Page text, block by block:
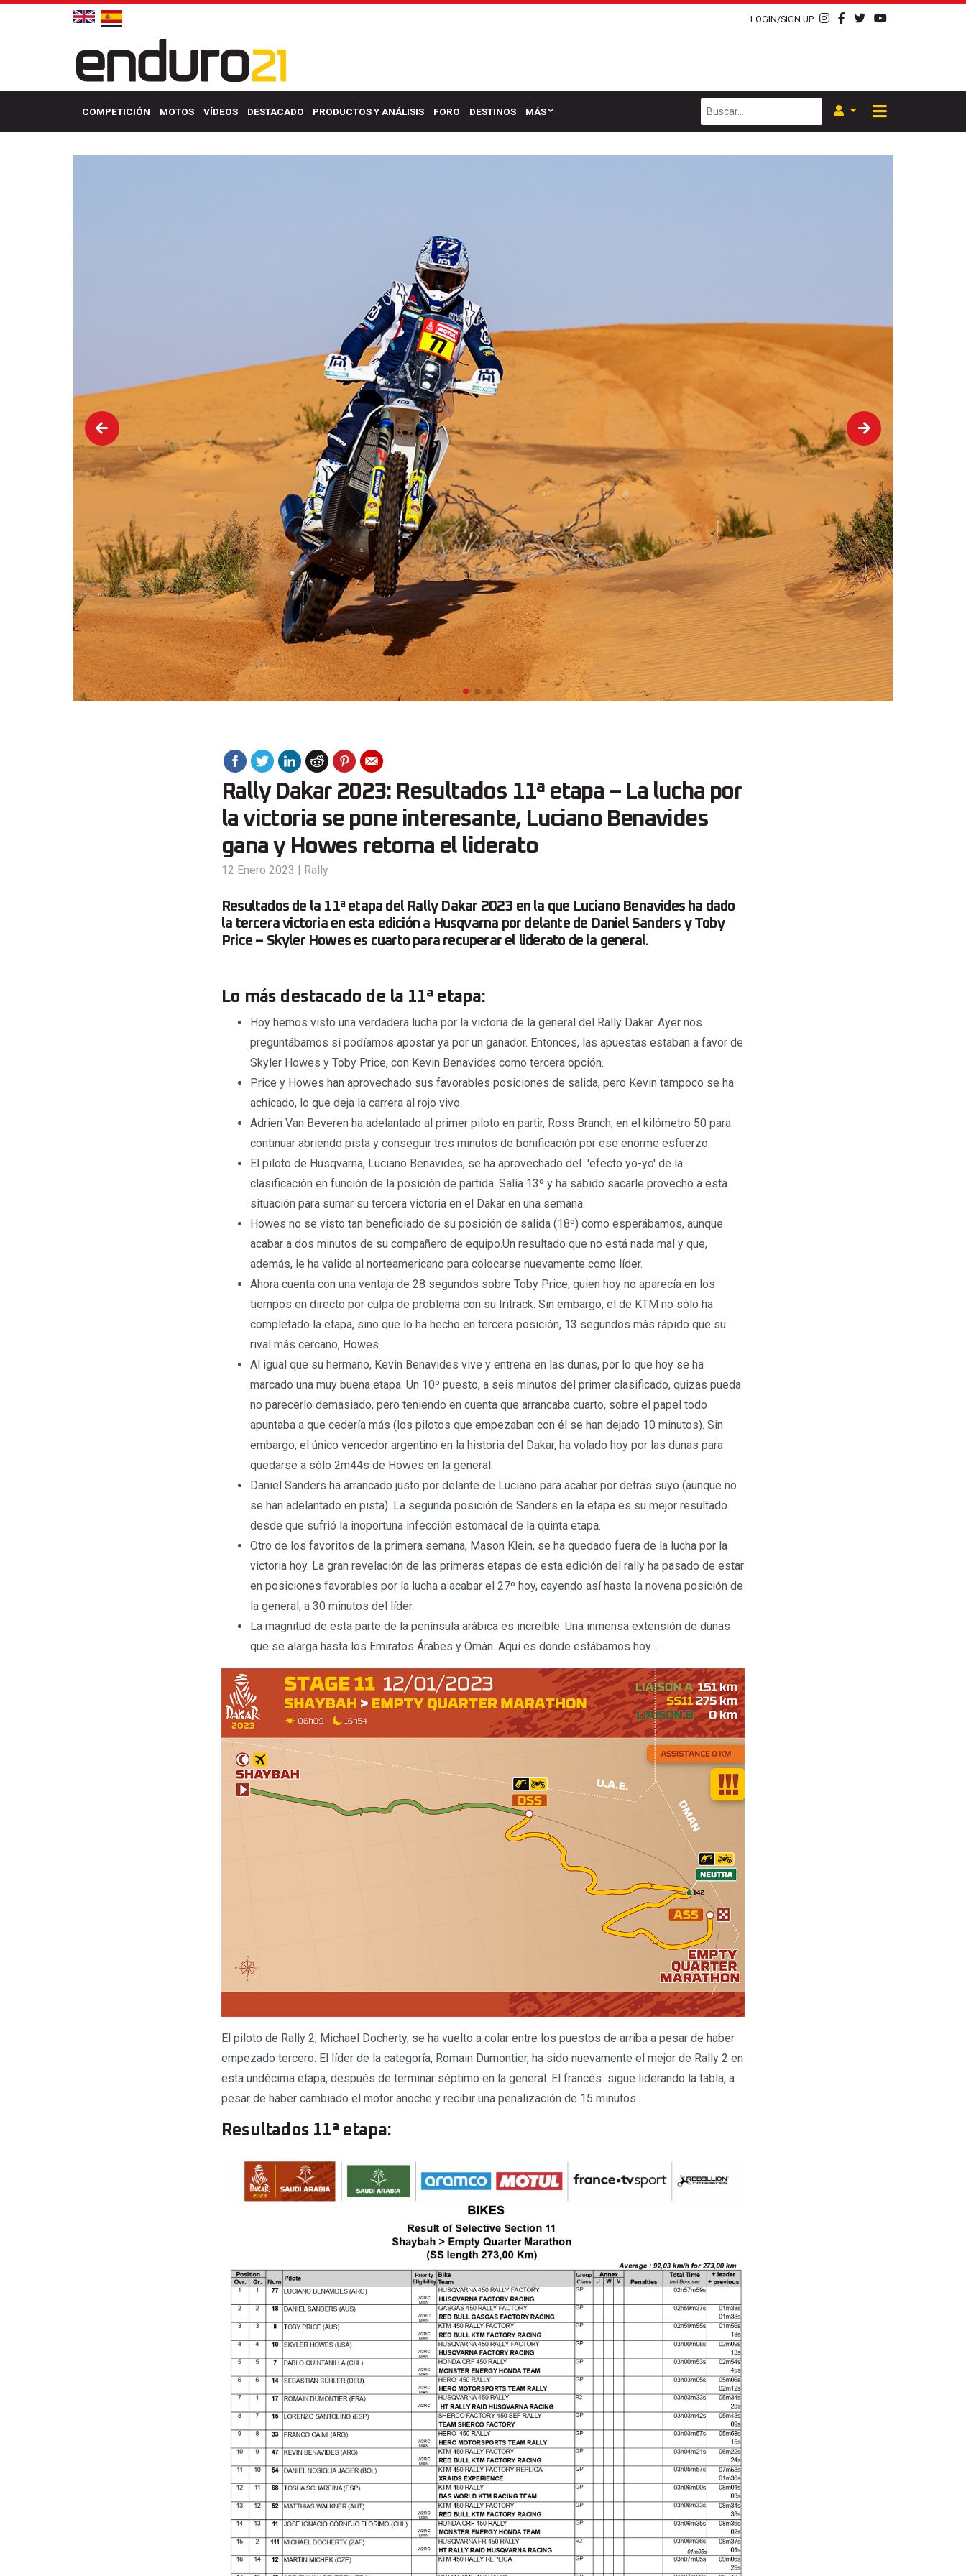
LOGIN/SIGN UP
COMPETICIÓN MOTOS VÍDEOS DESTACADO PRODUCTOS Y ANÁLISIS FORO DESTINOS MÁS
Rally Dakar 2023: Resultados 11ª etapa – La lucha por
la victoria se pone interesante, Luciano Benavides
gana y Howes retoma el liderato
12 Enero 2023 | Rally
Resultados de la 11ª etapa del Rally Dakar 2023 en la que Luciano Benavides ha dado
la tercera victoria en esta edición a Husqvarna por delante de Daniel Sanders y Toby
Price – Skyler Howes es cuarto para recuperar el liderato de la general.
Lo más destacado de la 11ª etapa:
Hoy hemos visto una verdadera lucha por la victoria de la general del Rally Dakar. Ayer nos
preguntábamos si podíamos apostar ya por un ganador. Entonces, las apuestas estaban a favor de
Skyler Howes y Toby Price, con Kevin Benavides como tercera opción.
Price y Howes han aprovechado sus favorables posiciones de salida, pero Kevin tampoco se ha
achicado, lo que deja la carrera al rojo vivo.
Adrien Van Beveren ha adelantado al primer piloto en partir, Ross Branch, en el kilómetro 50 para
continuar abriendo pista y conseguir tres minutos de bonificación por ese enorme esfuerzo.
El piloto de Husqvarna, Luciano Benavides, se ha aprovechado del 'efecto yo-yo' de la
clasificación en función de la posición de partida. Salía 13º y ha sabido sacarle provecho a esta
situación para sumar su tercera victoria en el Dakar en una semana.
Howes no se visto tan beneficiado de su posición de salida (18º) como esperábamos, aunque
acabar a dos minutos de su compañero de equipo.Un resultado que no está nada mal y que,
además, le ha valido al norteamericano para colocarse nuevamente como líder.
Ahora cuenta con una ventaja de 28 segundos sobre Toby Price, quien hoy no aparecía en los
tiempos en directo por culpa de problema con su Iritrack. Sin embargo, el de KTM no sólo ha
completado la etapa, sino que lo ha hecho en tercera posición, 13 segundos más rápido que su
rival más cercano, Howes.
Al igual que su hermano, Kevin Benavides vive y entrena en las dunas, por lo que hoy se ha
marcado una muy buena etapa. Un 10º puesto, a seis minutos del primer clasificado, quizas pueda
no parecerlo demasiado, pero teniendo en cuenta que arrancaba cuarto, sobre el papel todo
apuntaba a que cedería más (los pilotos que empezaban con él se han dejado 10 minutos). Sin
embargo, el único vencedor argentino en la historia del Dakar, ha volado hoy por las dunas para
quedarse a sólo 2m44s de Howes en la general.
Daniel Sanders ha arrancado justo por delante de Luciano para acabar por detrás suyo (aunque no
se han adelantado en pista). La segunda posición de Sanders en la etapa es su mejor resultado
desde que sufrió la inoportuna infección estomacal de la quinta etapa.
Otro de los favoritos de la primera semana, Mason Klein, se ha quedado fuera de la lucha por la
victoria hoy. La gran revelación de las primeras etapas de esta edición del rally ha pasado de estar
en posiciones favorables por la lucha a acabar el 27º hoy, cayendo así hasta la novena posición de
la general, a 30 minutos del líder.
La magnitud de esta parte de la península arábica es increíble. Una inmensa extensión de dunas
que se alarga hasta los Emiratos Árabes y Omán. Aquí es donde estábamos hoy…
El piloto de Rally 2, Michael Docherty, se ha vuelto a colar entre los puestos de arriba a pesar de haber
empezado tercero. El líder de la categoría, Romain Dumontier, ha sido nuevamente el mejor de Rally 2 en
esta undécima etapa, después de terminar séptimo en la general. El francés sigue liderando la tabla, a
pesar de haber cambiado el motor anoche y recibir una penalización de 15 minutos.
Resultados 11ª etapa: